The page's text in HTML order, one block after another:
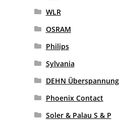
WLR
OSRAM
Philips
Sylvania
DEHN
Phoenix Contact
Soler & Palau S & P